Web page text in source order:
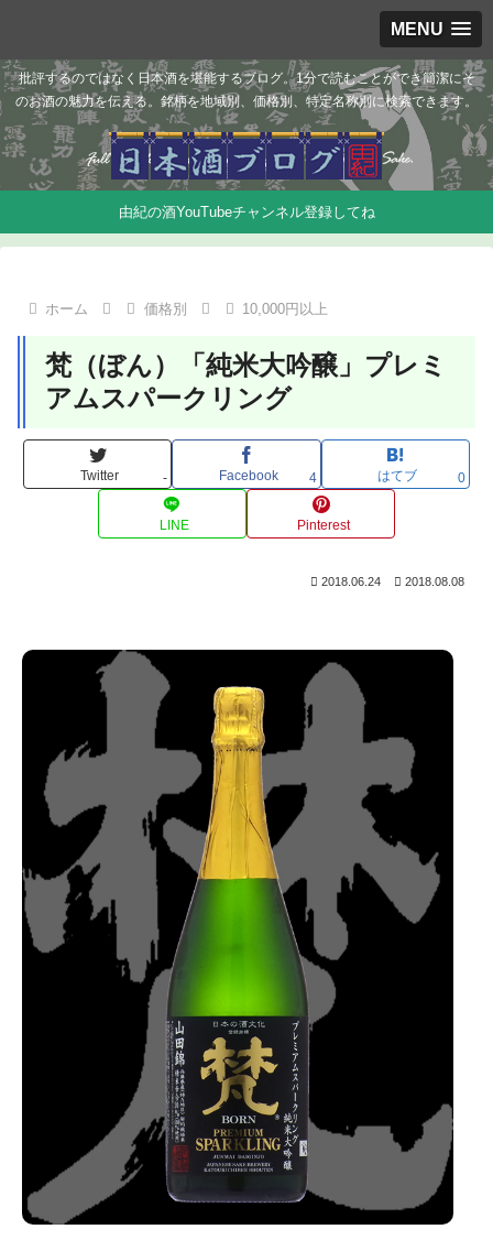
MENU
批評するのではなく日本酒を堪能するブログ。1分で読むことができ簡潔にそ
のお酒の魅力を伝える。銘柄を地域別、価格別、特定名称別に検索できます。
由紀の酒YouTubeチャンネル登録してね
ホーム 価格別 10,000円以上
梵（ぼん）「純米大吟醸」プレミ
アムスパークリング
Twitter - Facebook 4 はてブ 0
LINE Pinterest
2018.06.24 2018.08.08